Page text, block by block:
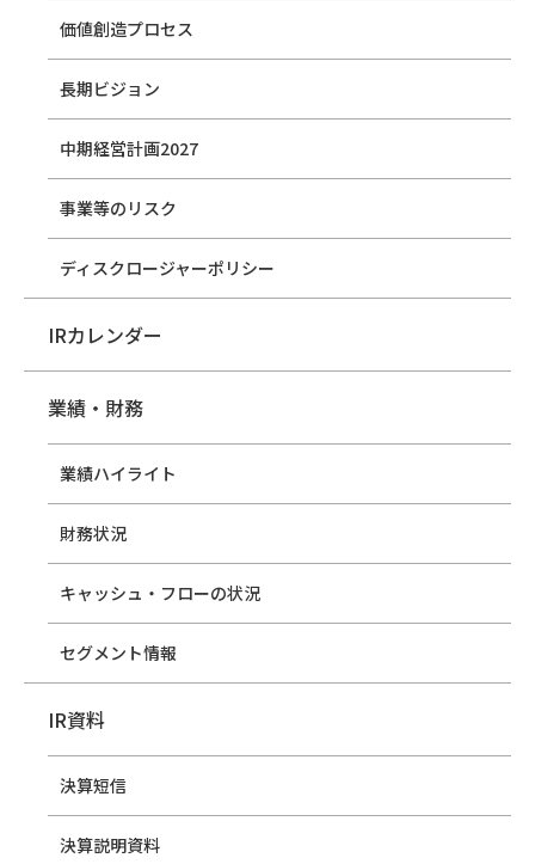
価値創造プロセス
長期ビジョン
中期経営計画2027
事業等のリスク
ディスクロージャーポリシー
IRカレンダー
業績・財務
業績ハイライト
財務状況
キャッシュ・フローの状況
セグメント情報
IR資料
決算短信
決算説明資料